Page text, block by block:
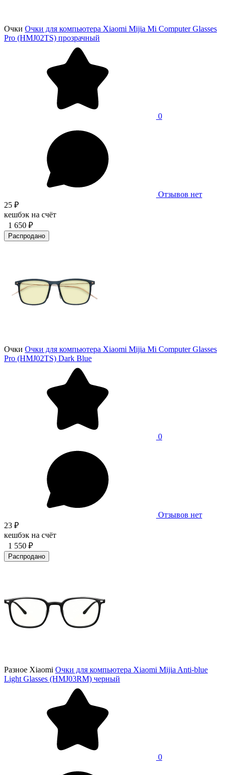
Очки Очки для компьютера Xiaomi Mijia Mi Computer Glasses
Pro (HMJ02TS) прозрачный
0
Отзывов нет
25 ₽
кешбэк на счёт
1 650 ₽
Распродано
Очки Очки для компьютера Xiaomi Mijia Mi Computer Glasses
Pro (HMJ02TS) Dark Blue
0
Отзывов нет
23 ₽
кешбэк на счёт
1 550 ₽
Распродано
Разное Xiaomi Очки для компьютера Xiaomi Mijia Anti-blue
Light Glasses (HMJ03RM) черный
0